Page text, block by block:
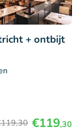
+ ontbijt
,30 €119,30